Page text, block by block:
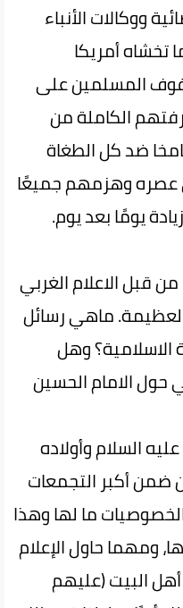
ووكالات الأنباء
تخشاه أمريكا
المسلمين على
الكاملة من
ضد كل الطغاة
عصره وهزمهم جميعًا
يومًا بعد يوم.
قبل الاعلام الغربي
ماهي رسائل
الاسلامية؟ وهل
حول الامام الحسين
السلام وأولاده
أكبر التجمعات
ما لها وهذا
ومهما حاول الإعلام
البيت (عليهم